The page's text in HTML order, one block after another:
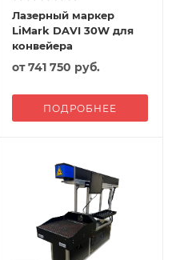
Лазерный маркер
LiMark DAVI 30W для
конвейера
от741 750 руб.
ПОДРОБНЕЕ